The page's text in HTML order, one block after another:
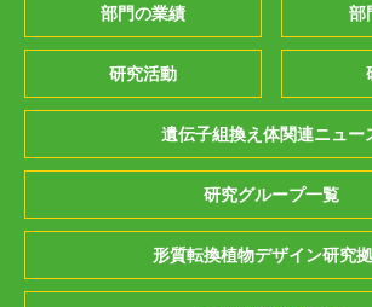
部門の業績 部
研究活動
遺伝子組換え体関連ニュー
研究グループ一覧
形質転換植物デザイン研究